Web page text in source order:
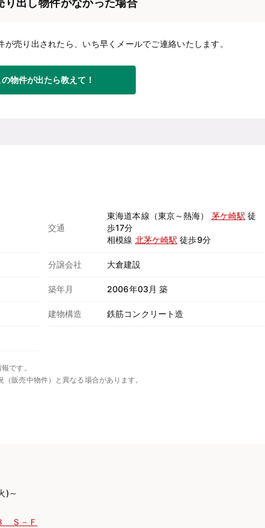
り出し物件がなかった場合
売り出されたら、いち早くメールでご連絡いたします。
の物件が出たら教えて！
交通
東海道本線（東京～熱海） 茅ケ崎駅 徒
歩17分
相模線 北茅ケ崎駅 徒歩9分
分譲会社 大倉建設
築年月 2006年03月 築
建物構造 鉄筋コンクリート造
です。
販売中物件）と異なる場合があります。
)～
Ｓ－Ｆ